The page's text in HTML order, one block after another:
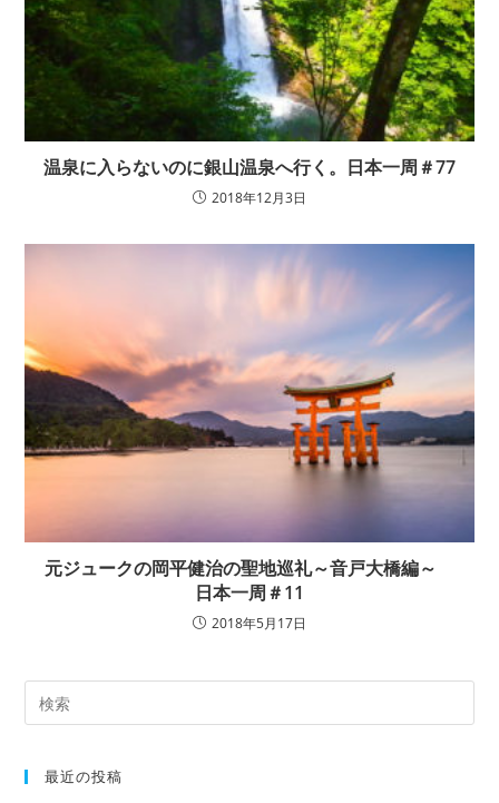
温泉に入らないのに銀山温泉へ行く。日本一周＃77
2018年12月3日
元ジュークの岡平健治の聖地巡礼～音戸大橋編～
日本一周＃11
2018年5月17日
最近の投稿